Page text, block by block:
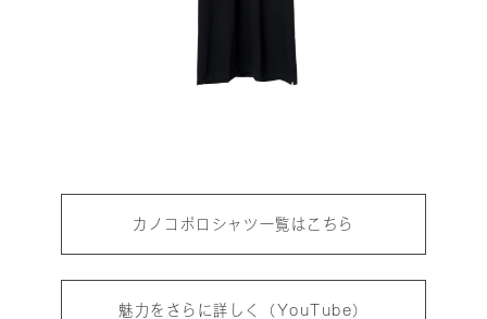
カノコポロシャツ一覧はこちら
魅力をさらに詳しく（YouTube）